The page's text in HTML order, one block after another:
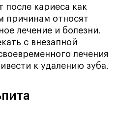
после кариеса как
причинам относят
лечение и болезни.
с внезапной
лечения
к удалению зуба.